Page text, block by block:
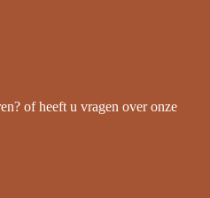
of heeft u vragen over onze